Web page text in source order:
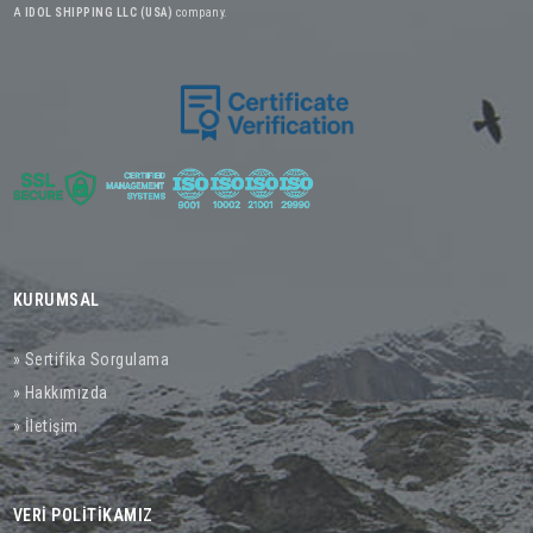
A
IDOL SHIPPING LLC (USA) company.
KURUMSAL
» Sertifika Sorgulama
» Hakkımızda
» İletişim
VERİ POLİTİKAMIZ